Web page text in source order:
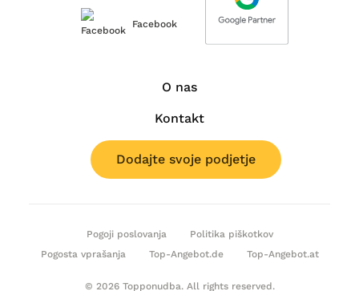
Facebook
O nas
Kontakt
Dodajte svoje podjetje
Pogoji poslovanja
Politika piškotkov
Pogosta vprašanja
Top-Angebot.de Top-Angebot.at
© 2026 Topponudba. All rights reserved.